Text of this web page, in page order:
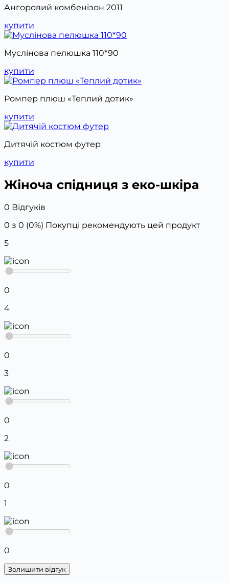
Ангоровий комбенізон 2011
купити
Муслінова пелюшка 110*90
купити
Ромпер плюш «Теплий дотик»
купити
Дитячій костюм футер
купити
Жіноча спідниця з еко-шкіра
0 Відгуків
0 з 0 (0%) Покупці рекомендують цей продукт
5
0
4
0
3
0
2
0
1
0
Залишити відгук